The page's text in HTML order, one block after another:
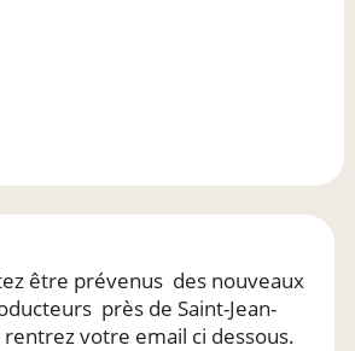
être prévenus des nouveaux
près de Saint-Jean-
rentrez votre email ci dessous.